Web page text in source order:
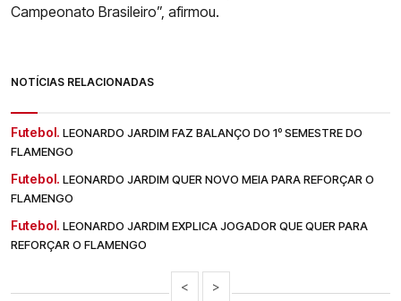
Campeonato Brasileiro”, afirmou.
NOTÍCIAS RELACIONADAS
Futebol. LEONARDO JARDIM FAZ BALANÇO DO 1º SEMESTRE DO
FLAMENGO
Futebol. LEONARDO JARDIM QUER NOVO MEIA PARA REFORÇAR O
FLAMENGO
Futebol. LEONARDO JARDIM EXPLICA JOGADOR QUE QUER PARA
REFORÇAR O FLAMENGO
< >